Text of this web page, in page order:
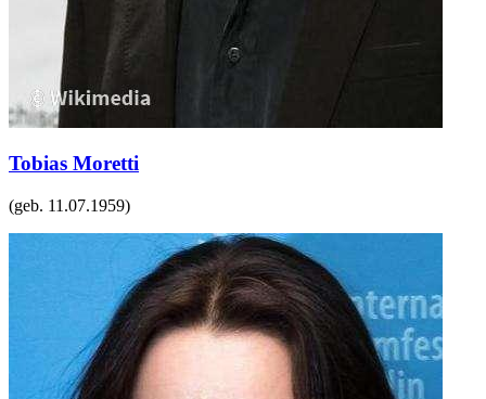
Tobias Moretti
(geb. 11.07.1959)